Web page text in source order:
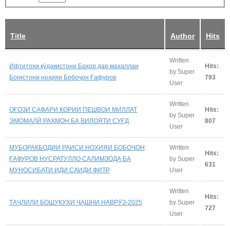
Title Author Hits
Ифтитоҳи кӯдакистони Баҳор дар маҳаллаи
Боғистони ноҳияи Бобоҷон Ғафуров
Written
by Super
User
Hits:
793
ОҒОЗИ САФАРИ КОРИИ ПЕШВОИ МИЛЛАТ
ЭМОМАЛӢ РАҲМОН БА ВИЛОЯТИ СУҒД
Written
by Super
User
Hits:
807
МУБОРАКБОДИИ РАИСИ НОҲИЯИ БОБОҶОН
ҒАФУРОВ НУСРАТУЛЛО САЛИМЗОДА БА
МУНОСИБАТИ ИДИ САИДИ ФИТР
Written
by Super
User
Hits:
631
ТАҶЛИЛИ БОШУКУҲИ ҶАШНИ НАВРӮЗ-2025
Written
by Super
User
Hits:
727